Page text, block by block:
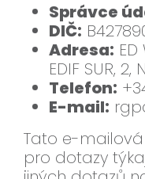
Správce
DIČ:
Adresa: ED
EDIF SUR, 2,
Telefon:
E-mail:
Tato e-
pro dotazy